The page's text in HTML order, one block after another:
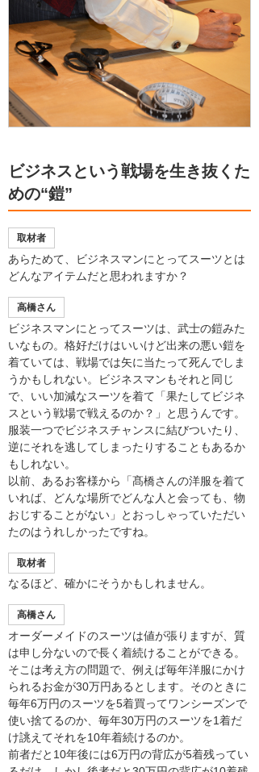
ビジネスという戦場を生き抜くた
めの“鎧”
取材者
あらためて、ビジネスマンにとってスーツとは
どんなアイテムだと思われますか？
高橋さん
ビジネスマンにとってスーツは、武士の鎧みた
いなもの。格好だけはいいけど出来の悪い鎧を
着ていては、戦場では矢に当たって死んでしま
うかもしれない。ビジネスマンもそれと同じ
で、いい加減なスーツを着て「果たしてビジネ
スという戦場で戦えるのか？」と思うんです。
服装一つでビジネスチャンスに結びついたり、
逆にそれを逃してしまったりすることもあるか
もしれない。
以前、あるお客様から「髙橋さんの洋服を着て
いれば、どんな場所でどんな人と会っても、物
おじすることがない」とおっしゃっていただい
たのはうれしかったですね。
取材者
なるほど、確かにそうかもしれません。
高橋さん
オーダーメイドのスーツは値が張りますが、質
は申し分ないので長く着続けることができる。
そこは考え方の問題で、例えば毎年洋服にかけ
られるお金が30万円あるとします。そのときに
毎年6万円のスーツを5着買ってワンシーズンで
使い捨てるのか、毎年30万円のスーツを1着だ
け誂えてそれを10年着続けるのか。
前者だと10年後には6万円の背広が5着残ってい